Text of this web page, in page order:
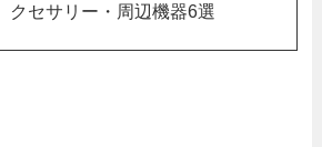
クセサリー・周辺機器6選